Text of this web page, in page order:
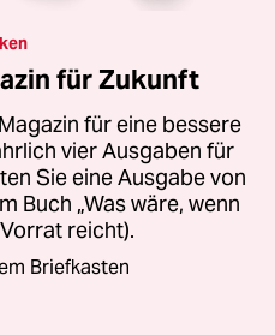
für Zukunft
für eine bessere
vier Ausgaben für
Sie eine Ausgabe von
Buch „Was wäre, wenn
reicht).
Briefkasten